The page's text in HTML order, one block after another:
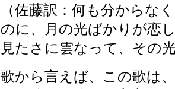
（佐藤訳：何も分からな
のに、月の光ばかりが恋
見たさに雲なって、その
歌から言えば、この歌は